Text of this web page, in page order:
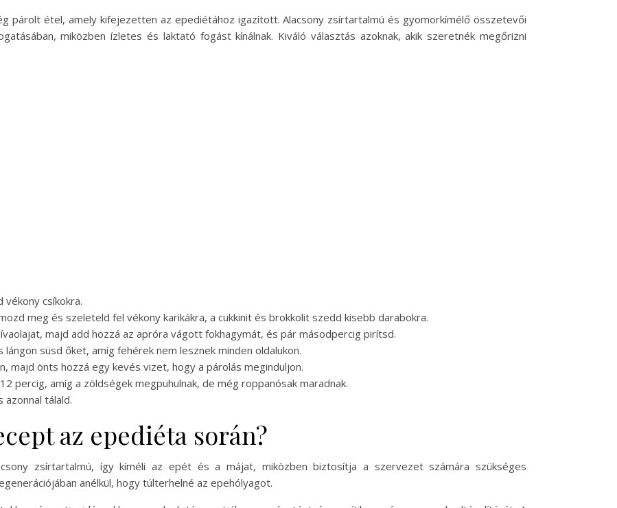
párolt étel, amely kifejezetten az epediétához igazított. Alacsony zsírtartalmú és gyomorkímélő összetevői
miközben ízletes és laktató fogást kínálnak. Kiváló választás azoknak, akik szeretnék megőrizni
csíkokra.
meg és szeleteld fel vékony karikákra, a cukkinit és brokkolit szedd kisebb darabokra.
majd add hozzá az apróra vágott fokhagymát, és pár másodpercig pirítsd.
süsd őket, amíg fehérek nem lesznek minden oldalukon.
majd önts hozzá egy kevés vizet, hogy a párolás meginduljon.
percig, amíg a zöldségek megpuhulnak, de még roppanósak maradnak.
tálald.
az epediéta során?
zsírtartalmú, így kíméli az epét és a májat, miközben biztosítja a szervezet számára szükséges
anélkül, hogy túlterhelné az epehólyagot.